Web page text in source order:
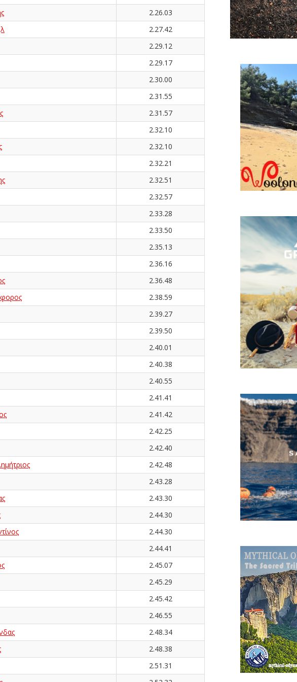
2.26.03
2.27.42
2.29.12
2.29.17
2.30.00
2.31.55
2.31.57
2.32.10
2.32.10
2.32.21
2.32.51
2.32.57
2.33.28
2.33.50
2.35.13
2.36.16
2.36.48
2.38.59
2.39.27
2.39.50
2.40.01
2.40.38
2.40.55
2.41.41
2.41.42
2.42.25
2.42.40
2.42.48
2.43.28
2.43.30
2.44.30
2.44.30
2.44.41
2.45.07
2.45.29
2.45.42
2.46.55
2.48.34
2.48.38
2.51.31